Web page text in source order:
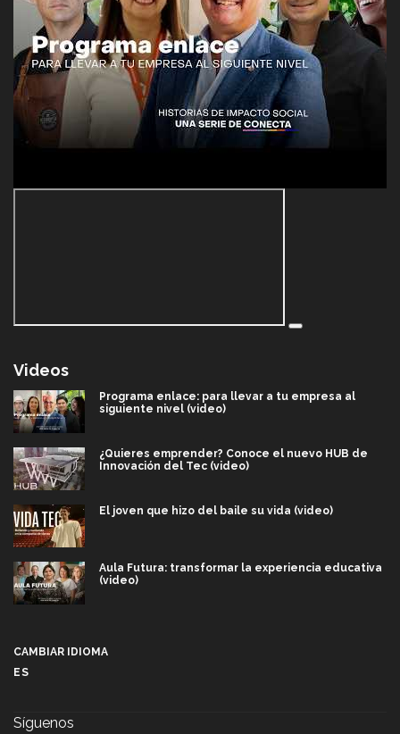
Videos
Programa enlace: para llevar a tu empresa al
siguiente nivel (video)
¿Quieres emprender? Conoce el nuevo HUB de
Innovación del Tec (video)
El joven que hizo del baile su vida (video)
Aula Futura: transformar la experiencia educativa
(video)
CAMBIAR IDIOMA
ES
Síguenos